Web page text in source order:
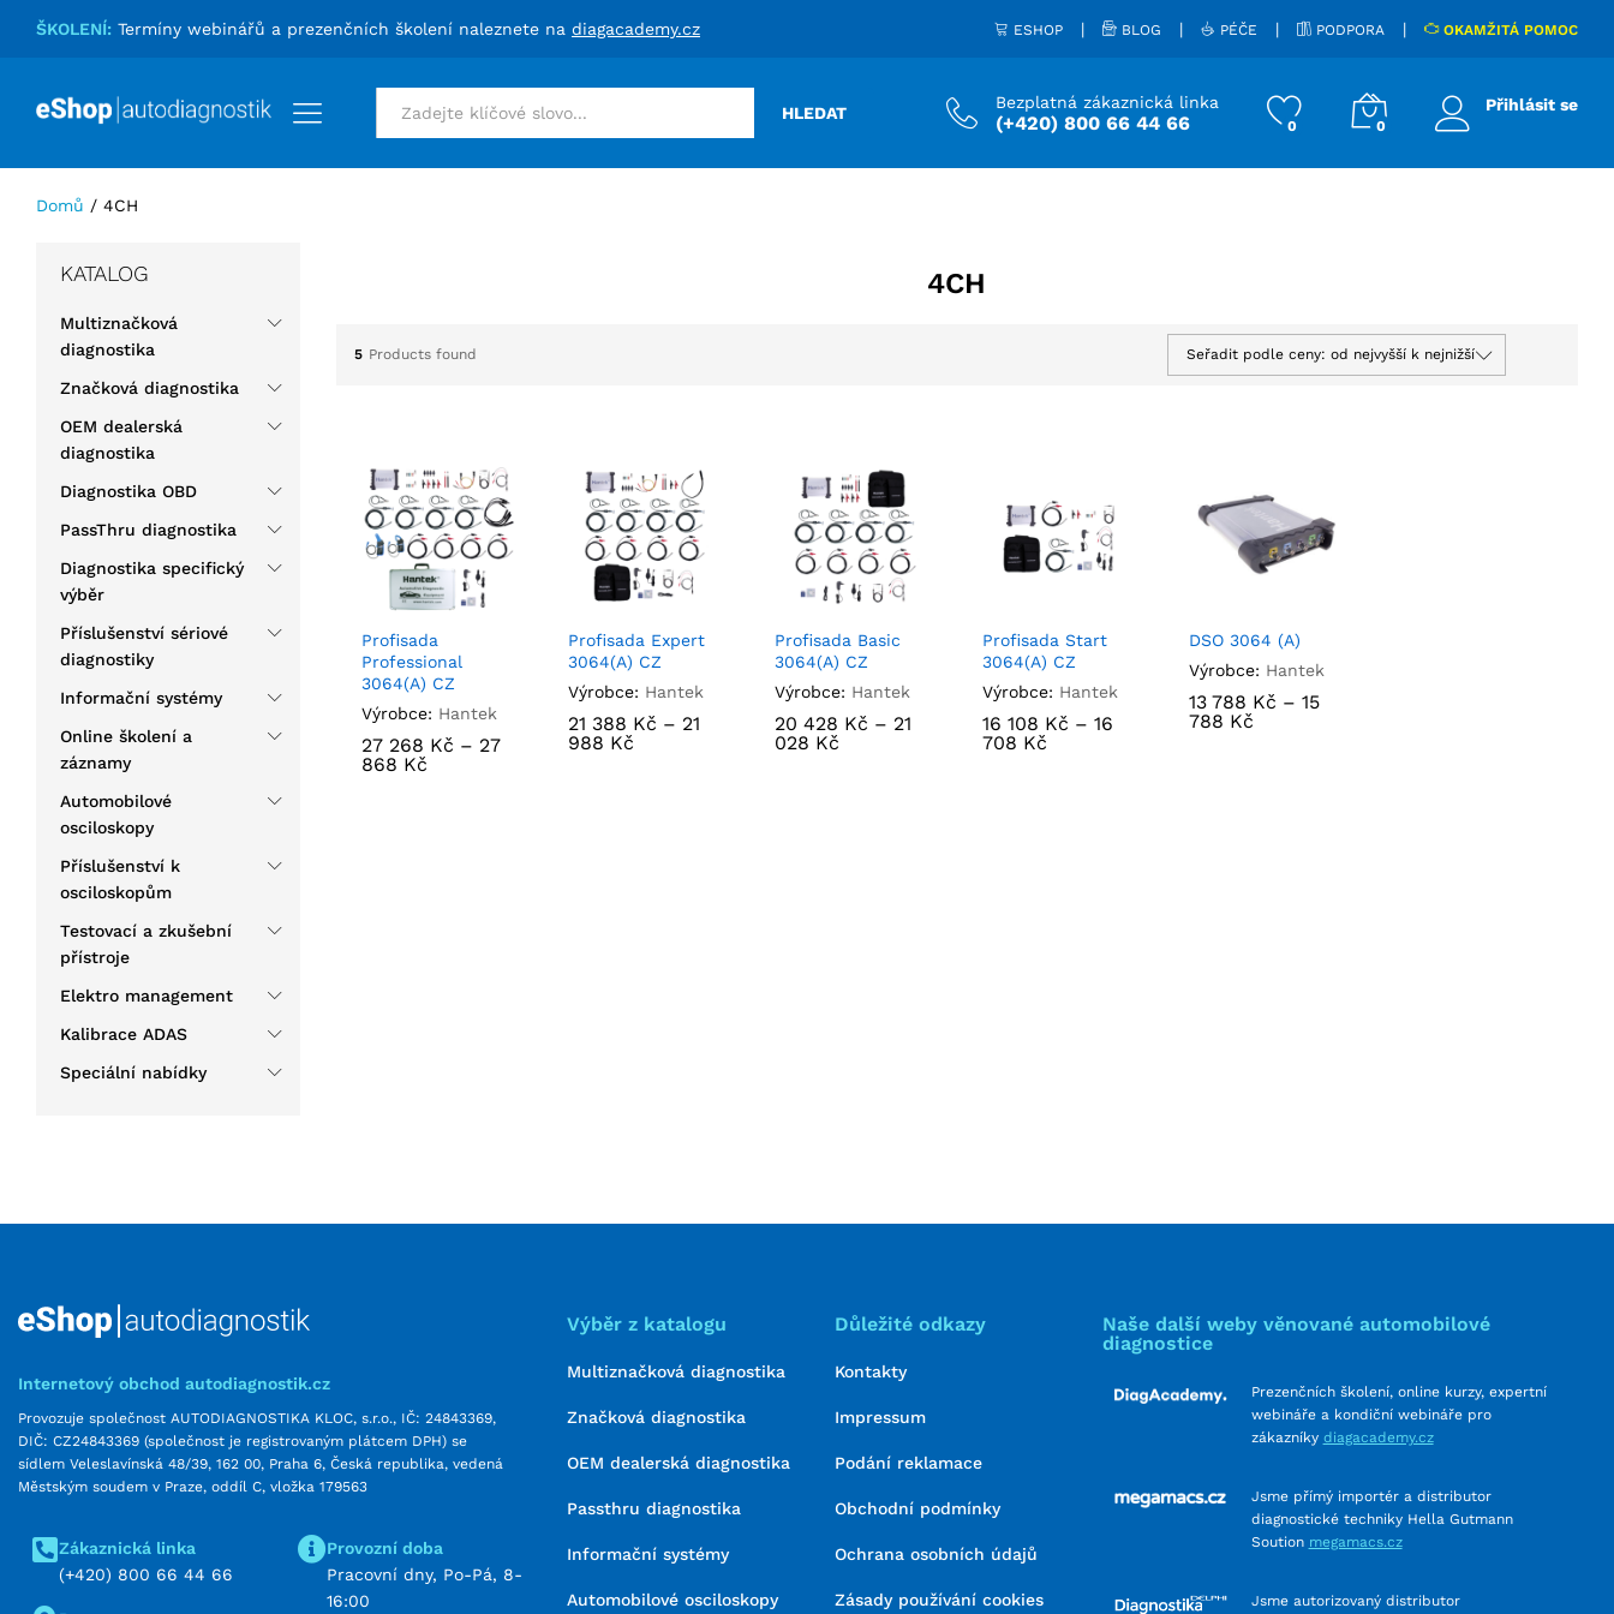
ŠKOLENÍ: Termíny webinářů a prezenčních školení naleznete na diagacademy.cz ESHOP | BLOG | PÉČE | PODPORA | OKAMŽITÁ POMOC
Vše HLEDAT
Bezplatná zákaznická linka
(+420) 800 66 44 66 0 0
Přihlásit se
Domů / 4CH
4CH
5 Products found Seřadit podle ceny: od nejvyšší k nejnižší
Profisada
Professional
3064(A) CZ
Výrobce: Hantek
27 268 Kč – 27
868 Kč
27 268 Kč
27
868 Kč
Profisada Expert
3064(A) CZ
Výrobce: Hantek
21 388 Kč – 21
988 Kč
21 388 Kč
21
988 Kč
Profisada Basic
3064(A) CZ
Výrobce: Hantek
20 428 Kč – 21
028 Kč
20 428 Kč
21
028 Kč
Profisada Start
3064(A) CZ
Výrobce: Hantek
16 108 Kč – 16
708 Kč
16 108 Kč
16
708 Kč
DSO 3064 (A)
Výrobce: Hantek
13 788 Kč – 15
788 Kč
13 788 Kč
15
788 Kč
KATALOG
Multiznačková
diagnostika
Značková diagnostika
OEM dealerská
diagnostika
Diagnostika OBD
PassThru diagnostika
Diagnostika specifický
výběr
Příslušenství sériové
diagnostiky
Informační systémy
Online školení a
záznamy
Automobilové
osciloskopy
Příslušenství k
osciloskopům
Testovací a zkušební
přístroje
Elektro management
Kalibrace ADAS
Speciální nabídky
Internetový obchod autodiagnostik.cz
Provozuje společnost AUTODIAGNOSTIKA KLOC, s.r.o., IČ: 24843369,
DIČ: CZ24843369 (společnost je registrovaným plátcem DPH) se
sídlem Veleslavínská 48/39, 162 00, Praha 6, Česká republika, vedená
Městským soudem v Praze, oddíl C, vložka 179563
Zákaznická linka
(+420) 800 66 44 66
Provozní doba
Pracovní dny, Po-Pá, 8-
16:00
Výběr z katalogu
Multiznačková diagnostika
Značková diagnostika
OEM dealerská diagnostika
Passthru diagnostika
Informační systémy
Automobilové osciloskopy
Důležité odkazy
Kontakty
Impressum
Podání reklamace
Obchodní podmínky
Ochrana osobních údajů
Zásady používání cookies
Naše další weby věnované automobilové
diagnostice
Prezenčních školení, online kurzy, expertní
webináře a kondiční webináře pro
zákazníky diagacademy.cz
Jsme přímý importér a distributor
diagnostické techniky Hella Gutmann
Soution megamacs.cz
Jsme autorizovaný distributor